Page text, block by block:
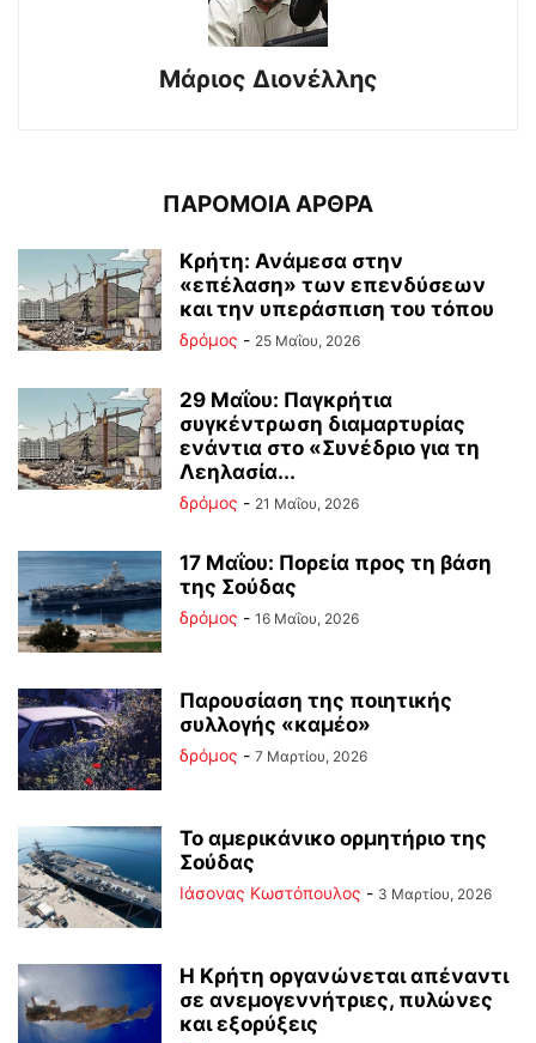
Μάριος Διονέλλης
ΠΑΡΟΜΟΙΑ ΑΡΘΡΑ
Κρήτη: Ανάμεσα στην
«επέλαση» των επενδύσεων
και την υπεράσπιση του τόπου
δρόμος - 25 Μαΐου, 2026
29 Μαΐου: Παγκρήτια
συγκέντρωση διαμαρτυρίας
ενάντια στο «Συνέδριο για τη
Λεηλασία...
δρόμος - 21 Μαΐου, 2026
17 Μαΐου: Πορεία προς τη βάση
της Σούδας
δρόμος - 16 Μαΐου, 2026
Παρουσίαση της ποιητικής
συλλογής «καμέο»
δρόμος - 7 Μαρτίου, 2026
Το αμερικάνικο ορμητήριο της
Σούδας
Ιάσονας Κωστόπουλος - 3 Μαρτίου, 2026
Η Κρήτη οργανώνεται απέναντι
σε ανεμογεννήτριες, πυλώνες
και εξορύξεις